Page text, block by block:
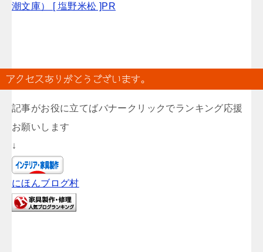
潮文庫） [ 塩野米松 ]PR
アクセスありがとうございます。
記事がお役に立てばバナークリックでランキング応援
お願いします
↓
にほんブログ村